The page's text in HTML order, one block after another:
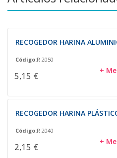
RECOGEDOR HARINA
Código:R 2050
5,15 € +
RECOGEDOR HARINA
Código:R 2040
2,15 € +